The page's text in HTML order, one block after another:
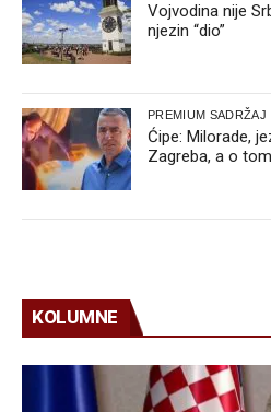
Vojvodina nije
njezin “dio”
PREMIUM SADRŽAJ
Ćipe: Milorade,
Zagreba, a o
KOLUMNE